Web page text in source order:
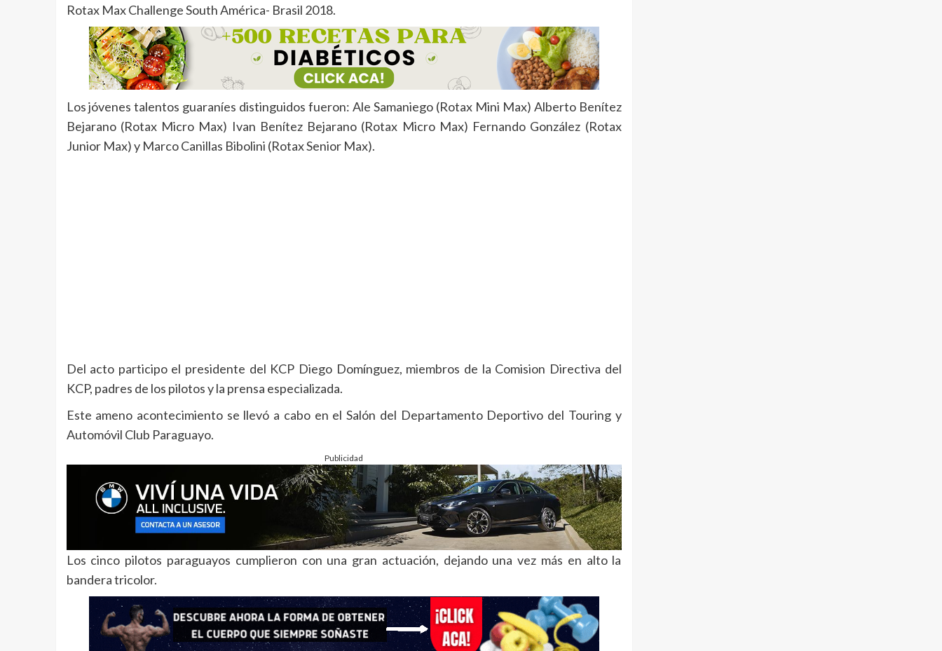
Rotax Max Challenge South América- Brasil 2018.
Los jóvenes talentos guaraníes distinguidos fueron: Ale Samaniego (Rotax Mini Max) Alberto Benítez
Bejarano (Rotax Micro Max) Ivan Benítez Bejarano (Rotax Micro Max) Fernando González (Rotax
Junior Max) y Marco Canillas Bibolini (Rotax Senior Max).
Del acto participo el presidente del KCP Diego Domínguez, miembros de la Comision Directiva del
KCP, padres de los pilotos y la prensa especializada.
Este ameno acontecimiento se llevó a cabo en el Salón del Departamento Deportivo del Touring y
Automóvil Club Paraguayo.
Publicidad
Los cinco pilotos paraguayos cumplieron con una gran actuación, dejando una vez más en alto la
bandera tricolor.